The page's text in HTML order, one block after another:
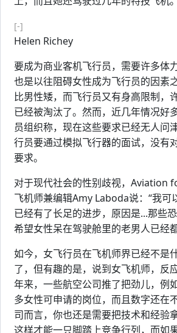
[-]
Helen Richey
要成为商业客机飞行员，需要许多体
也是以往阻碍女性成为飞行员的因素
比男性矮，而飞行员又有身高限制，
已经被淘汰了。然而，近几年情况好
员组织称，现在这些要求已经无人问
行员要通过模拟飞行器的面试，没有
要求。
对于现代社会的性别歧视，Aviation
飞机师兼编辑Amy Laboda说：“我可
已经有了长足的进步，原因是...那些
希望女性呆在驾驶舱里的老男人已经
如今，女飞行员在飞机师界已经不是
了，但有趣的是，说到女飞机师，反
年来，一些航空公司推了把劲儿，例
多女性可申请的岗位，而且数字还在
司而言，你也还是需要把技术和经验
这样才能一只脚踏上竞争行列，而如